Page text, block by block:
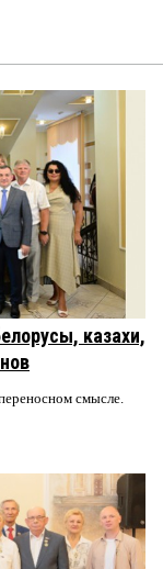
казахи,
смысле.